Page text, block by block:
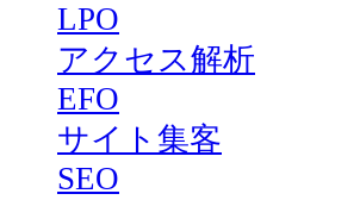
LPO
アクセス解析
EFO
サイト集客
SEO